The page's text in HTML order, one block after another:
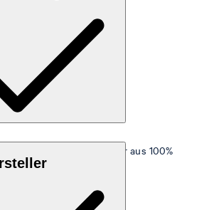
Walkfrottier aus 100%